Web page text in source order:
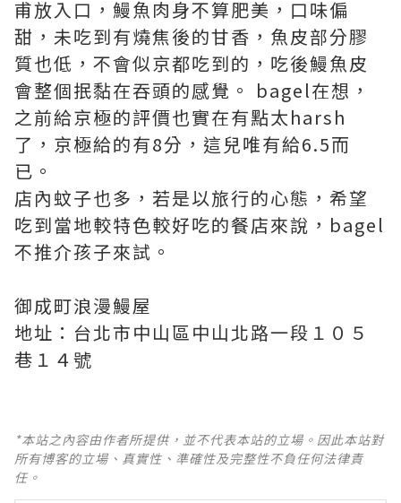
甫放入口，鰻魚肉身不算肥美，口味偏
甜，未吃到有燒焦後的甘香，魚皮部分膠
質也低，不會似京都吃到的，吃後鰻魚皮
會整個抿黏在吞頭的感覺。 bagel在想，
之前給京極的評價也實在有點太harsh
了，京極給的有8分，這兒唯有給6.5而
已。
店內蚊子也多，若是以旅行的心態，希望
吃到當地較特色較好吃的餐店來說，bagel
不推介孩子來試。
御成町浪漫鰻屋
地址：台北市中山區中山北路一段１０５
巷１４號
*本站之內容由作者所提供，並不代表本站的立場。因此本站對
所有博客的立場、真實性、準確性及完整性不負任何法律責
任。